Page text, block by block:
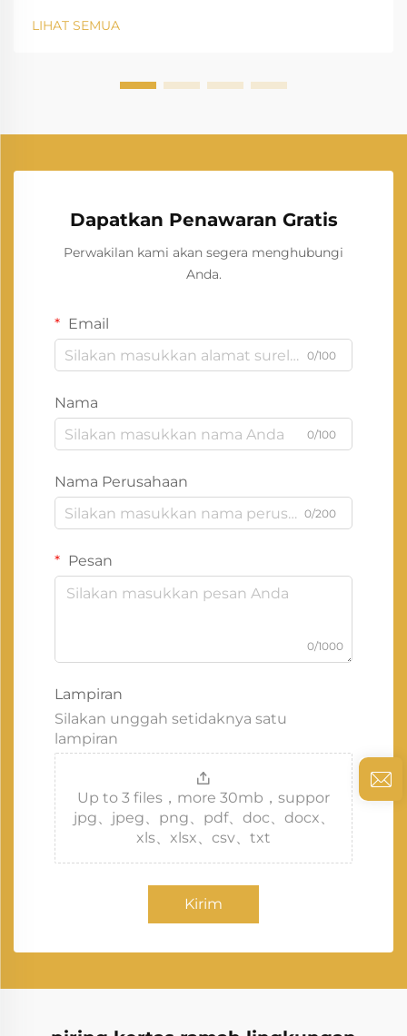
LIHAT SEMUA
Dapatkan Penawaran Gratis
Perwakilan kami akan segera menghubungi
Anda.
Email
0/100
Nama
0/100
Nama Perusahaan
0/200
Pesan
0/1000
Lampiran
Silakan unggah setidaknya satu
lampiran
Up to 3 files，more 30mb，suppor
jpg、jpeg、png、pdf、doc、docx、
xls、xlsx、csv、txt
Kirim